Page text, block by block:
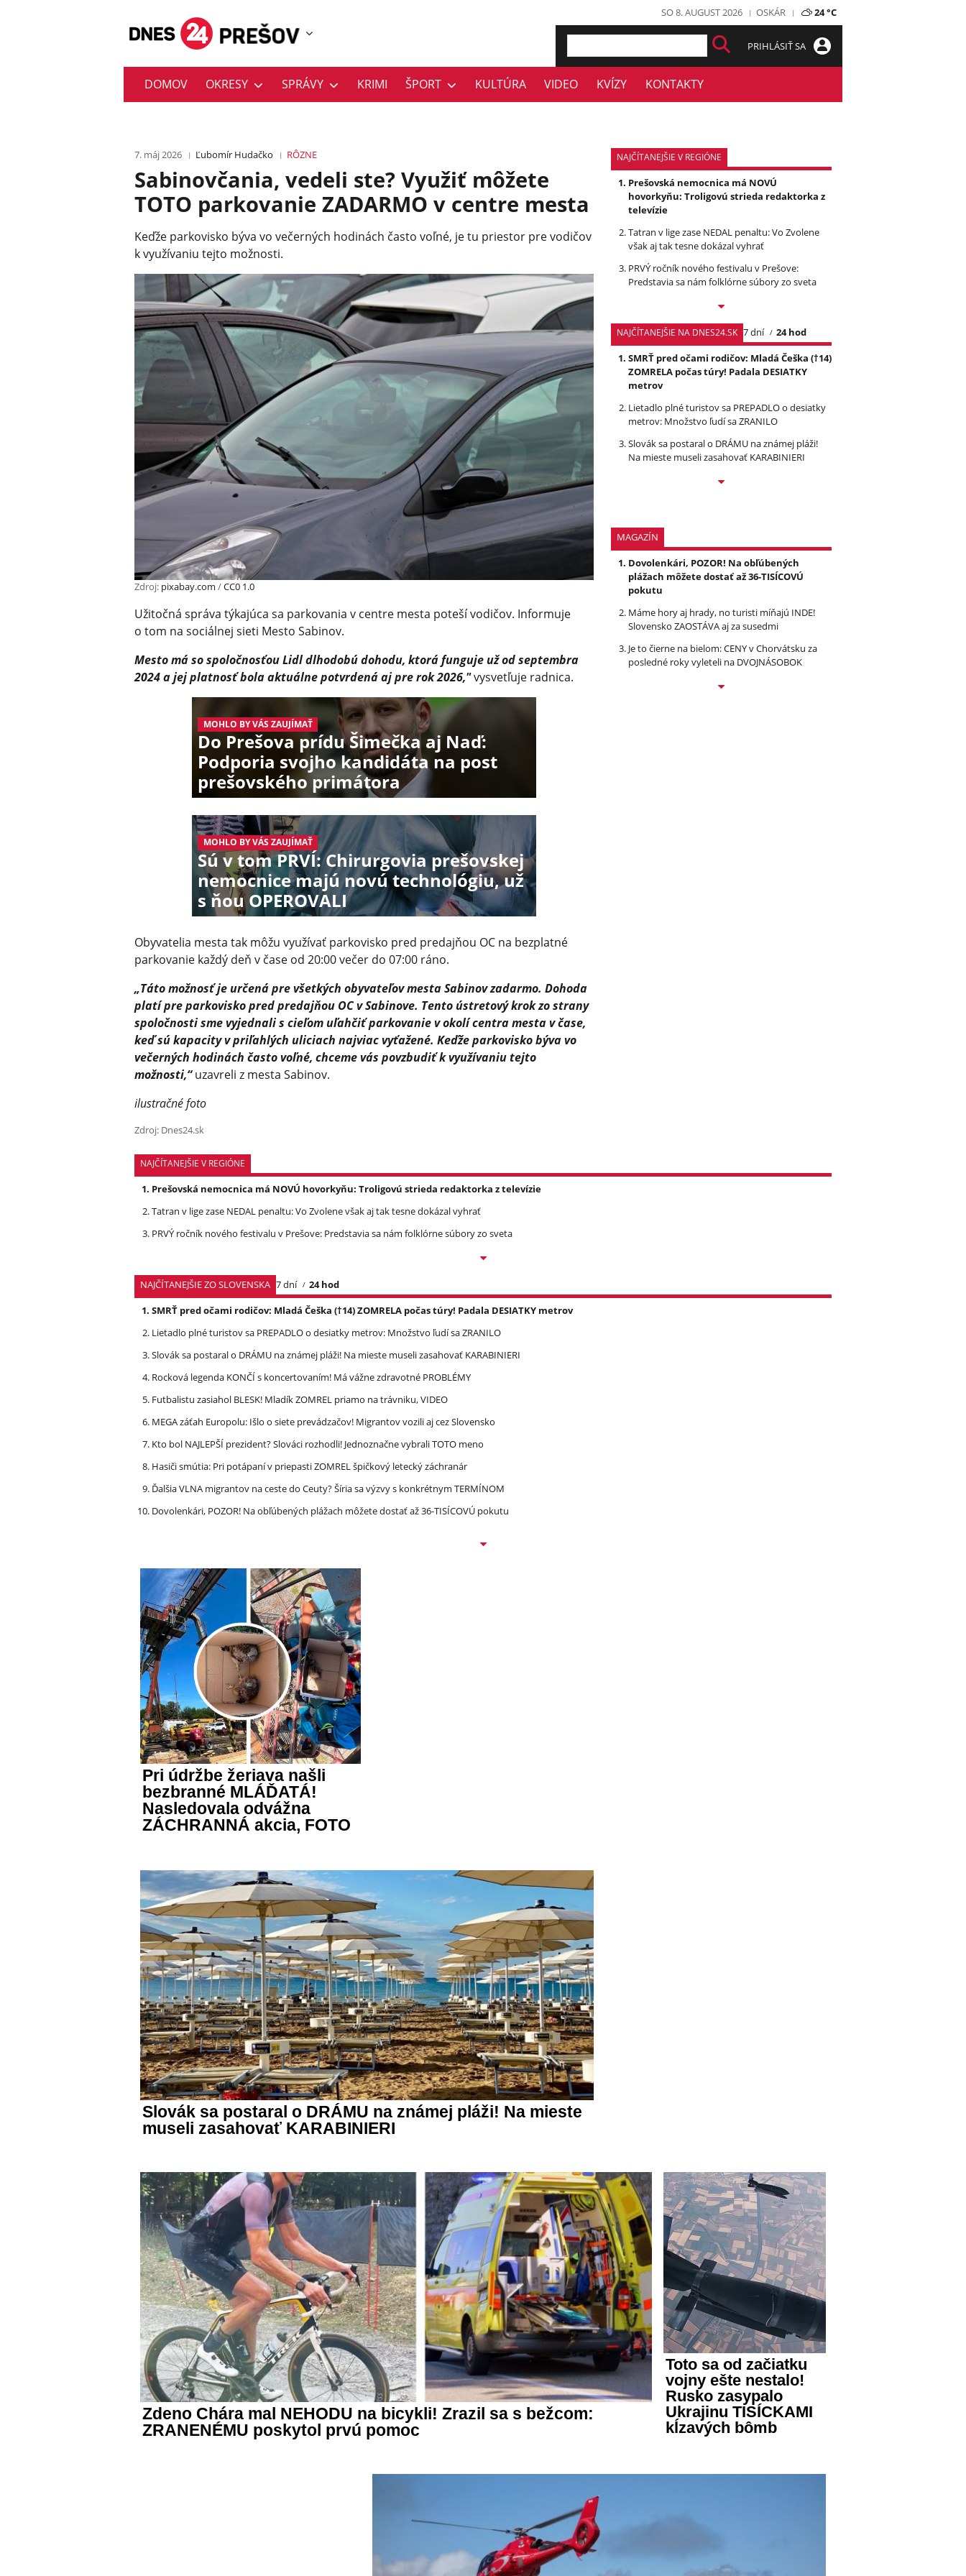
SO 8. AUGUST 2026 OSKÁR 24 °C
PRIHLÁSIŤ SA
DOMOV OKRESY SPRÁVY KRIMI ŠPORT KULTÚRA VIDEO KVÍZY KONTAKTY
7. máj 2026 Ľubomír Hudačko RÔZNE
Sabinovčania, vedeli ste? Využiť môžete
TOTO parkovanie ZADARMO v centre mesta
Keďže parkovisko býva vo večerných hodinách často voľné, je tu priestor pre vodičov
k využívaniu tejto možnosti.
Zdroj: pixabay.com /CC0 1.0
Užitočná správa týkajúca sa parkovania v centre mesta poteší vodičov. Informuje
o tom na sociálnej sieti Mesto Sabinov.
Mesto má so spoločnosťou Lidl dlhodobú dohodu, ktorá funguje už od septembra
2024 a jej platnosť bola aktuálne potvrdená aj pre rok 2026,"vysvetľuje radnica.
MOHLO BY VÁS ZAUJÍMAŤ
Do Prešova prídu Šimečka aj Naď:
Podporia svojho kandidáta na post
prešovského primátora
MOHLO BY VÁS ZAUJÍMAŤ
Sú v tom PRVÍ: Chirurgovia prešovskej
nemocnice majú novú technológiu, už
s ňou OPEROVALI
Obyvatelia mesta tak môžu využívať parkovisko pred predajňou OC na bezplatné
parkovanie každý deň v čase od 20:00 večer do 07:00 ráno.
„Táto možnosť je určená pre všetkých obyvateľov mesta Sabinov zadarmo. Dohoda
platí pre parkovisko pred predajňou OC v Sabinove. Tento ústretový krok zo strany
spoločnosti sme vyjednali s cieľom uľahčiť parkovanie v okolí centra mesta v čase,
keď sú kapacity v priľahlých uliciach najviac vyťažené. Keďže parkovisko býva vo
večerných hodinách často voľné, chceme vás povzbudiť k využívaniu tejto
možnosti,“uzavreli z mesta Sabinov.
ilustračné foto
Zdroj: Dnes24.sk
NAJČÍTANEJŠIE V REGIÓNE
Prešovská nemocnica má NOVÚ
hovorkyňu: Troligovú strieda redaktorka z
televízie
Tatran v lige zase NEDAL penaltu: Vo Zvolene
však aj tak tesne dokázal vyhrať
PRVÝ ročník nového festivalu v Prešove:
Predstavia sa nám folklórne súbory zo sveta
NAJČÍTANEJŠIE NA DNES24.SK 7 dní
24 hod
SMRŤ pred očami rodičov: Mladá Češka (†14)
ZOMRELA počas túry! Padala DESIATKY
metrov
Lietadlo plné turistov sa PREPADLO o desiatky
metrov: Množstvo ľudí sa ZRANILO
Slovák sa postaral o DRÁMU na známej pláži!
Na mieste museli zasahovať KARABINIERI
MAGAZÍN
Dovolenkári, POZOR! Na obľúbených
plážach môžete dostať až 36-TISÍCOVÚ
pokutu
Máme hory aj hrady, no turisti míňajú INDE!
Slovensko ZAOSTÁVA aj za susedmi
Je to čierne na bielom: CENY v Chorvátsku za
posledné roky vyleteli na DVOJNÁSOBOK
NAJČÍTANEJŠIE V REGIÓNE
Prešovská nemocnica má NOVÚ hovorkyňu: Troligovú strieda redaktorka z televízie
Tatran v lige zase NEDAL penaltu: Vo Zvolene však aj tak tesne dokázal vyhrať
PRVÝ ročník nového festivalu v Prešove: Predstavia sa nám folklórne súbory zo sveta
NAJČÍTANEJŠIE ZO SLOVENSKA 7 dní
24 hod
SMRŤ pred očami rodičov: Mladá Češka (†14) ZOMRELA počas túry! Padala DESIATKY metrov
Lietadlo plné turistov sa PREPADLO o desiatky metrov: Množstvo ľudí sa ZRANILO
Slovák sa postaral o DRÁMU na známej pláži! Na mieste museli zasahovať KARABINIERI
Rocková legenda KONČÍ s koncertovaním! Má vážne zdravotné PROBLÉMY
Futbalistu zasiahol BLESK! Mladík ZOMREL priamo na trávniku, VIDEO
MEGA záťah Europolu: Išlo o siete prevádzačov! Migrantov vozili aj cez Slovensko
Kto bol NAJLEPŠÍ prezident? Slováci rozhodli! Jednoznačne vybrali TOTO meno
Hasiči smútia: Pri potápaní v priepasti ZOMREL špičkový letecký záchranár
Ďalšia VLNA migrantov na ceste do Ceuty? Šíria sa výzvy s konkrétnym TERMÍNOM
Dovolenkári, POZOR! Na obľúbených plážach môžete dostať až 36-TISÍCOVÚ pokutu
Pri údržbe žeriava našli
bezbranné MLÁĎATÁ!
Nasledovala odvážna
ZÁCHRANNÁ akcia, FOTO
Slovák sa postaral o DRÁMU na známej pláži! Na mieste
museli zasahovať KARABINIERI
Zdeno Chára mal NEHODU na bicykli! Zrazil sa s bežcom:
ZRANENÉMU poskytol prvú pomoc
Toto sa od začiatku
vojny ešte nestalo!
Rusko zasypalo
Ukrajinu TISÍCKAMI
kĺzavých bômb